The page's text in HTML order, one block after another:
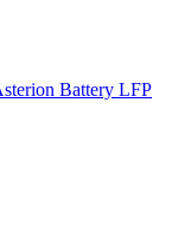
Battery LFP